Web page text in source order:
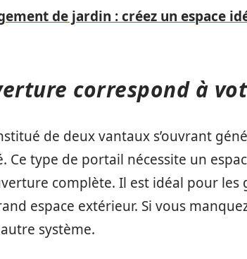
de jardin : créez un espace
correspond à
de deux vantaux s’ouvrant
Ce type de portail nécessite un
complète. Il est idéal pour les
espace extérieur. Si vous
système.